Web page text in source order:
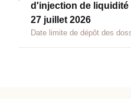
d'injection de liquidité
27 juillet 2026
Date limite de dépôt des